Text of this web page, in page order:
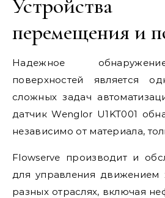
Устройства
перемещения и
Надежное
поверхностей является
сложных задач
датчик Wenglor U1KT001
независимо от материала,
Flowserve производит и
для управления
разных отраслях, включая